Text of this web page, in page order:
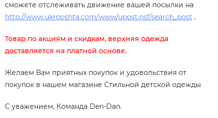
сможете отслеживать движение вашей посылки на
http://www.ukrposhta.com/www/upost.nsf/search_post .
Товар по акциям и скидкам, верхняя одежда
доставляется на платной основе.
Желаем Вам приятных покупок и удовольствия от
покупок в нашем магазине Стильной детской одежды
С уважением, Команда Den-Dan.